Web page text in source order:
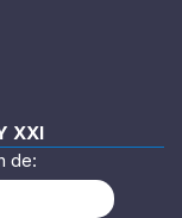
XXI
de: